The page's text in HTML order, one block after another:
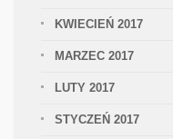
KWIECIEŃ 2017
MARZEC 2017
LUTY 2017
STYCZEŃ 2017